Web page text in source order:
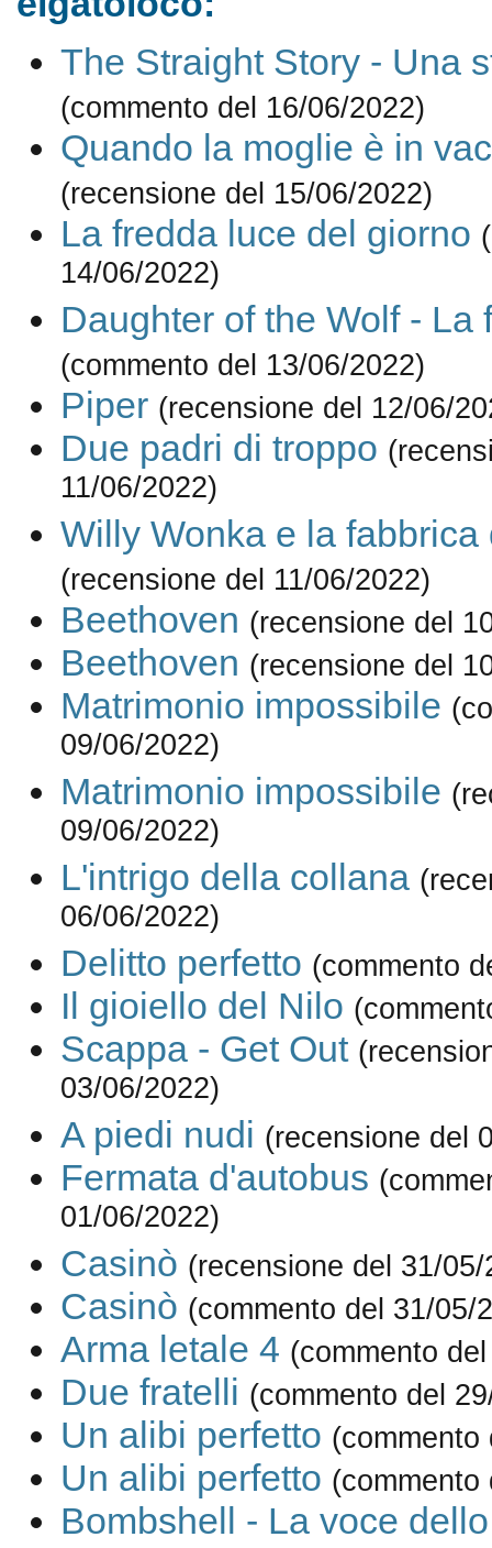
The Straight Story - Una
(commento del 16/06/2022)
Quando la moglie è in
(recensione del 15/06/2022)
La fredda luce del giorno
14/06/2022)
Daughter of the Wolf - La
(commento del 13/06/2022)
Piper (recensione del 12/06/
Due padri di troppo
11/06/2022)
Willy Wonka e la fabbrica
(recensione del 11/06/2022)
Beethoven (recensione del
Beethoven (recensione del
Matrimonio impossibile
09/06/2022)
Matrimonio impossibile
09/06/2022)
L'intrigo della collana
06/06/2022)
Delitto perfetto (commento
Il gioiello del Nilo
Scappa - Get Out
03/06/2022)
A piedi nudi (recensione del
Fermata d'autobus
01/06/2022)
Casinò (recensione del 31/05/
Casinò (commento del 31/05/
Arma letale 4 (commento
Due fratelli (commento del
Un alibi perfetto (commento
Un alibi perfetto (commento
Bombshell - La voce